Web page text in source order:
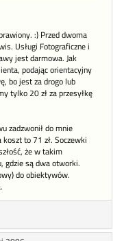
:) Przed dwoma
Usługi Fotograficzne i
jest darmowa. Jak
podając orientacyjny
bo jest za drogo lub
tylko 20 zł za przesyłkę
zadzwonił do mnie
koszt to 71 zł. Soczewki
że w takim
gdzie są dwa otworki.
do obiektywów.